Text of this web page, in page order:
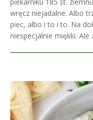
wręcz niejadalne. Albo
piec, albo i to i to. Na
niespecjalnie miękki.